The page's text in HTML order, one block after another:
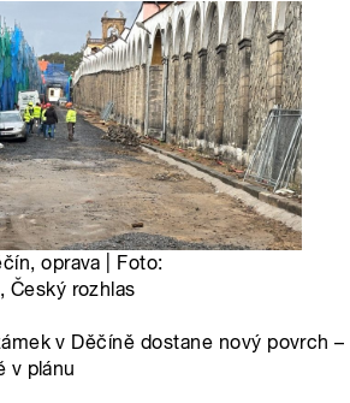
oprava | Foto:
, Český rozhlas
v Děčíně dostane nový povrch –
v plánu